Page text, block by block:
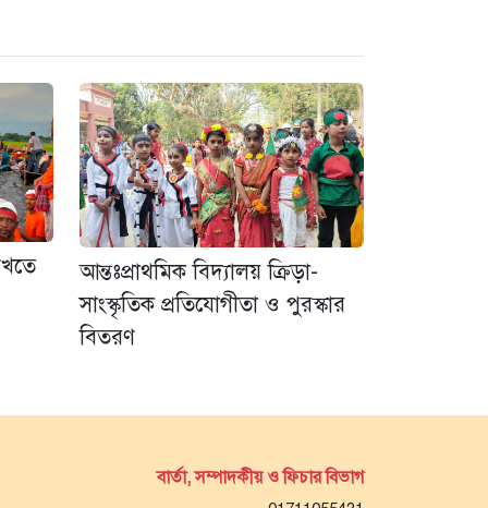
আন্তঃপ্রাথমিক বিদ্যালয় ক্রিড়া-
সাংস্কৃতিক প্রতিযোগীতা ও পুরস্কার
বিতরণ
বার্তা, সম্পাদকীয় ও ফিচার বিভাগ